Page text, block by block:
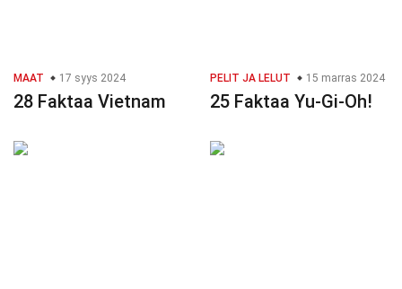
MAAT 17 syys 2024
28 Faktaa Vietnam
PELIT JA LELUT 15 marras 2024
25 Faktaa Yu-Gi-Oh!